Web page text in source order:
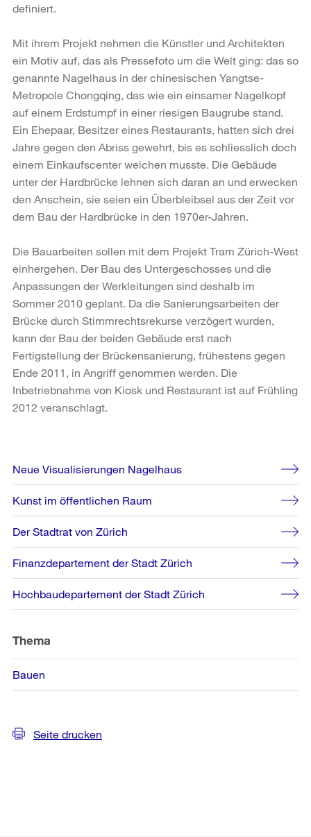
definiert.
Mit ihrem Projekt nehmen die Künstler und Architekten
ein Motiv auf, das als Pressefoto um die Welt ging: das so
genannte Nagelhaus in der chinesischen Yangtse-
Metropole Chongqing, das wie ein einsamer Nagelkopf
auf einem Erdstumpf in einer riesigen Baugrube stand.
Ein Ehepaar, Besitzer eines Restaurants, hatten sich drei
Jahre gegen den Abriss gewehrt, bis es schliesslich doch
einem Einkaufscenter weichen musste. Die Gebäude
unter der Hardbrücke lehnen sich daran an und erwecken
den Anschein, sie seien ein Überbleibsel aus der Zeit vor
dem Bau der Hardbrücke in den 1970er-Jahren.
Die Bauarbeiten sollen mit dem Projekt Tram Zürich-West
einhergehen. Der Bau des Untergeschosses und die
Anpassungen der Werkleitungen sind deshalb im
Sommer 2010 geplant. Da die Sanierungsarbeiten der
Brücke durch Stimmrechtsrekurse verzögert wurden,
kann der Bau der beiden Gebäude erst nach
Fertigstellung der Brückensanierung, frühestens gegen
Ende 2011, in Angriff genommen werden. Die
Inbetriebnahme von Kiosk und Restaurant ist auf Frühling
2012 veranschlagt.
Weitere
Informationen
Neue Visualisierungen Nagelhaus
Kunst im öffentlichen Raum
Der Stadtrat von Zürich
Finanzdepartement der Stadt Zürich
Hochbaudepartement der Stadt Zürich
Thema
Bauen
Seite drucken